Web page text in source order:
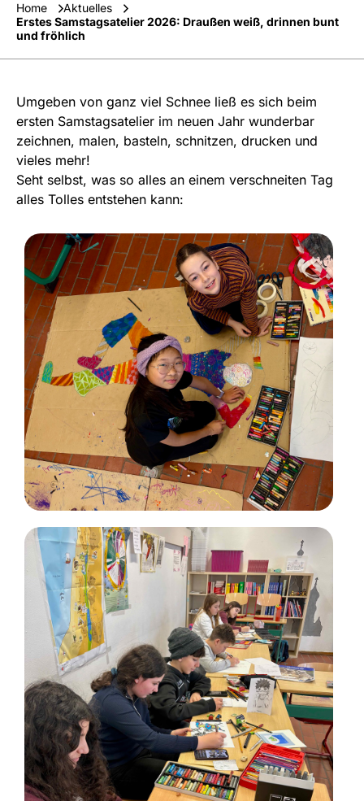
Home
Aktuelles
Erstes Samstagsatelier 2026: Draußen weiß, drinnen bunt
und fröhlich
Umgeben von ganz viel Schnee ließ es sich beim
ersten Samstagsatelier im neuen Jahr wunderbar
zeichnen, malen, basteln, schnitzen, drucken und
vieles mehr!
Seht selbst, was so alles an einem verschneiten Tag
alles Tolles entstehen kann: